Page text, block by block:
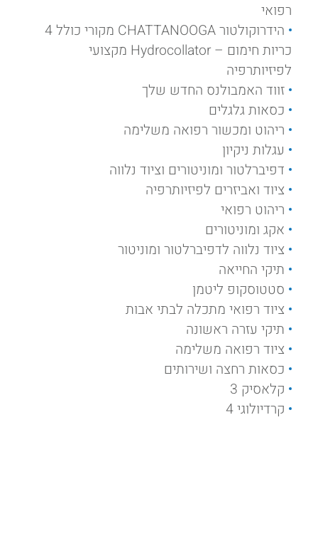
רפואי
הידרוקולטור CHATTANOOGA מקורי כולל 4
כריות חימום – Hydrocollator מקצועי
לפיזיותרפיה
זווד האמבולנס החדש שלך
כסאות גלגלים
ריהוט ומכשור רפואה משלימה
עגלות ניקיון
דפיברלטור ומוניטורים וציוד נלווה
ציוד ואביזרים לפיזיותרפיה
ריהוט רפואי
אקג ומוניטורים
ציוד נלווה לדפיברלטור ומוניטור
תיקי החייאה
סטטוסקופ ליטמן
ציוד רפואי מתכלה לבתי אבות
תיקי עזרה ראשונה
ציוד רפואה משלימה
כסאות רחצה ושירותים
קלאסיק 3
קרדיולוגי 4